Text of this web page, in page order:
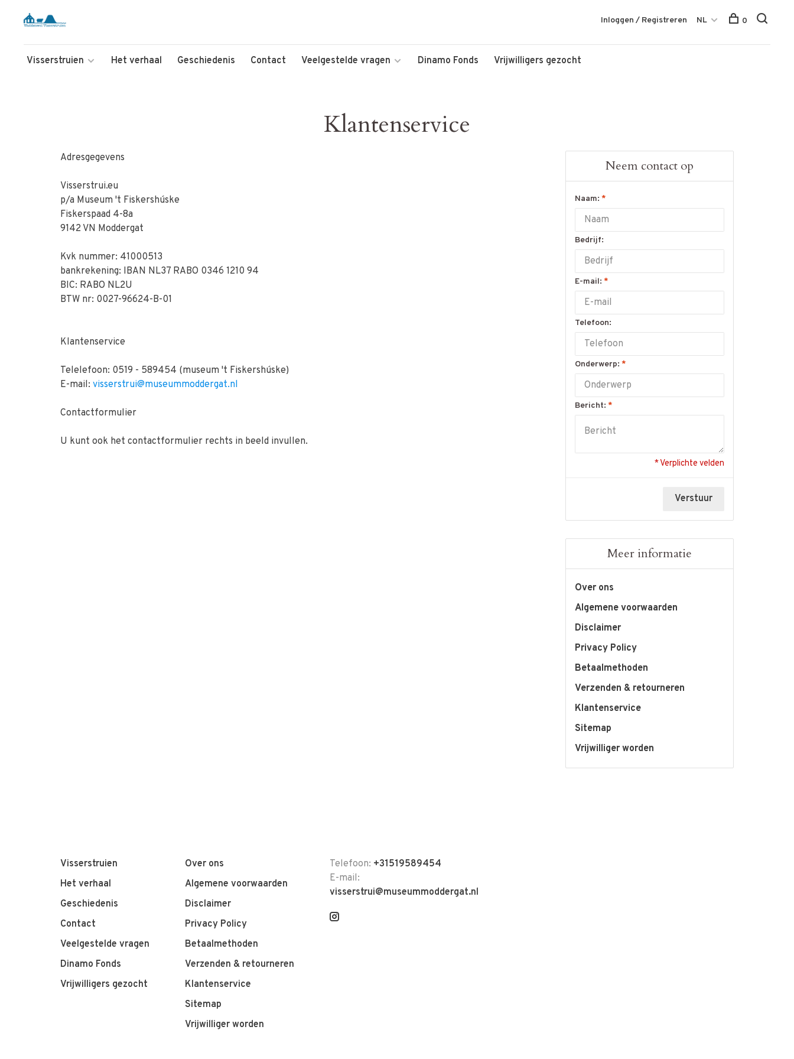
Visserstruien Het verhaal Geschiedenis Contact Veelgestelde vragen Dinamo Fonds Vrijwilligers gezocht
Inloggen / Registreren NL 0
Klantenservice
Adresgegevens
Visserstrui.eu
p/a Museum 't Fiskershúske
Fiskerspaad 4-8a
9142 VN Moddergat
Kvk nummer: 41000513
bankrekening: IBAN NL37 RABO 0346 1210 94
BIC: RABO NL2U
BTW nr: 0027-96624-B-01
Klantenservice
Telelefoon: 0519 - 589454 (museum 't Fiskershúske)
E-mail: visserstrui@museummoddergat.nl
Contactformulier
U kunt ook het contactformulier rechts in beeld invullen.
Neem contact op
Naam: *
Bedrijf:
E-mail: *
Telefoon:
Onderwerp: *
Bericht: *
* Verplichte velden
Verstuur
Meer informatie
Over ons
Algemene voorwaarden
Disclaimer
Privacy Policy
Betaalmethoden
Verzenden & retourneren
Klantenservice
Sitemap
Vrijwilliger worden
Visserstruien
Het verhaal
Geschiedenis
Contact
Veelgestelde vragen
Dinamo Fonds
Vrijwilligers gezocht
Over ons
Algemene voorwaarden
Disclaimer
Privacy Policy
Betaalmethoden
Verzenden & retourneren
Klantenservice
Sitemap
Vrijwilliger worden
Telefoon: +31519589454
E-mail:
visserstrui@museummoddergat.nl